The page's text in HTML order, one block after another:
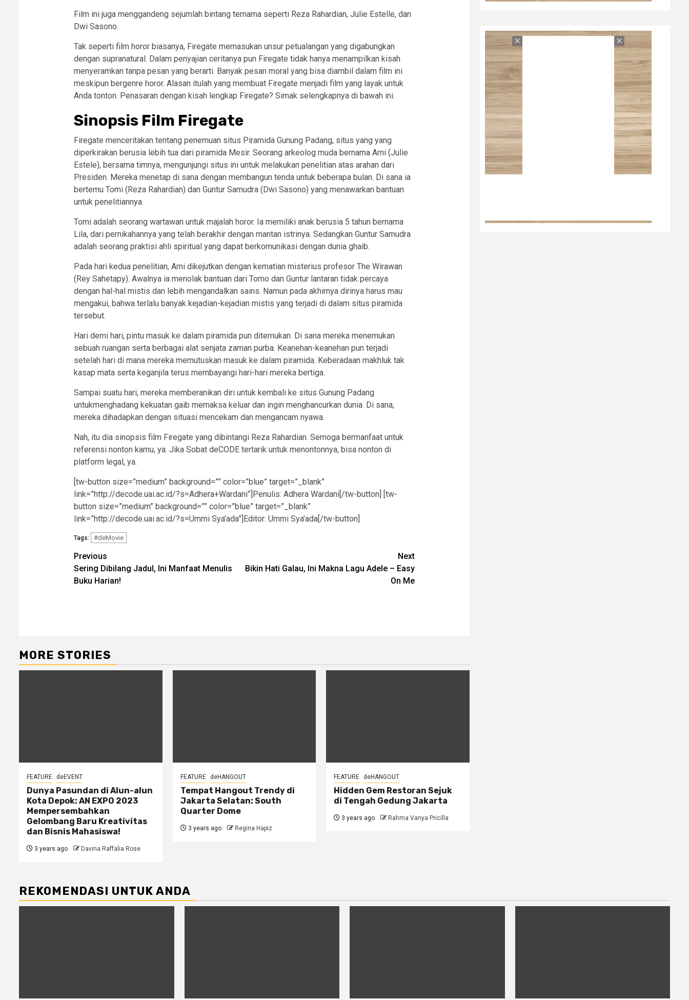
Film ini juga menggandeng sejumlah bintang ternama seperti Reza Rahardian, Julie Estelle, dan
Dwi Sasono.
Tak seperti film horor biasanya, Firegate memasukan unsur petualangan yang digabungkan
dengan supranatural. Dalam penyajian ceritanya pun Firegate tidak hanya menampilkan kisah
menyeramkan tanpa pesan yang berarti. Banyak pesan moral yang bisa diambil dalam film ini
meskipun bergenre horor. Alasan itulah yang membuat Firegate menjadi film yang layak untuk
Anda tonton. Penasaran dengan kisah lengkap Firegate? Simak selengkapnya di bawah ini.
Sinopsis Film Firegate
Firegate menceritakan tentang penemuan situs Piramida Gunung Padang, situs yang yang
diperkirakan berusia lebih tua dari piramida Mesir. Seorang arkeolog muda bernama Arni (Julie
Estele), bersama timnya, mengunjungi situs ini untuk melakukan penelitian atas arahan dari
Presiden. Mereka menetap di sana dengan membangun tenda untuk beberapa bulan. Di sana ia
bertemu Tomi (Reza Rahardian) dan Guntur Samudra (Dwi Sasono) yang menawarkan bantuan
untuk penelitiannya.
Tomi adalah seorang wartawan untuk majalah horor. Ia memiliki anak berusia 5 tahun bernama
Lila, dari pernikahannya yang telah berakhir dengan mantan istrinya. Sedangkan Guntur Samudra
adalah seorang praktisi ahli spiritual yang dapat berkomunikasi dengan dunia ghaib.
Pada hari kedua penelitian, Arni dikejutkan dengan kematian misterius profesor The Wirawan
(Rey Sahetapy). Awalnya ia menolak bantuan dari Tomo dan Guntur lantaran tidak percaya
dengan hal-hal mistis dan lebih mengandalkan sains. Namun pada akhirnya dirinya harus mau
mengakui, bahwa terlalu banyak kejadian-kejadian mistis yang terjadi di dalam situs piramida
tersebut.
Hari demi hari, pintu masuk ke dalam piramida pun ditemukan. Di sana mereka menemukan
sebuah ruangan serta berbagai alat senjata zaman purba. Keanehan-keanehan pun terjadi
setelah hari di mana mereka memutuskan masuk ke dalam piramida. Keberadaan makhluk tak
kasap mata serta keganjila terus membayangi hari-hari mereka bertiga.
Sampai suatu hari, mereka memberanikan diri untuk kembali ke situs Gunung Padang
untukmenghadang kekuatan gaib memaksa keluar dan ingin menghancurkan dunia. Di sana,
mereka dihadapkan dengan situasi mencekam dan mengancam nyawa.
Nah, itu dia sinopsis film Firegate yang dibintangi Reza Rahardian. Semoga bermanfaat untuk
referensi nonton kamu, ya. Jika Sobat deCODE tertarik untuk menontonnya, bisa nonton di
platform legal, ya.
[tw-button size=”medium” background=”” color=”blue” target=”_blank”
link=”http://decode.uai.ac.id/?s=Adhera+Wardani”]Penulis: Adhera Wardani[/tw-button] [tw-
button size=”medium” background=”” color=”blue” target=”_blank”
link=”http://decode.uai.ac.id/?s=Ummi Sya’ada”]Editor: Ummi Sya’ada[/tw-button]
Tags: #deMovie
Post
navigation
Previous
Sering Dibilang Jadul, Ini Manfaat Menulis
Buku Harian!
Next
Bikin Hati Galau, Ini Makna Lagu Adele – Easy
On Me
MORE STORIES
FEATURE deEVENT
Dunya Pasundan di Alun-alun
Kota Depok: AN EXPO 2023
Mempersembahkan
Gelombang Baru Kreativitas
dan Bisnis Mahasiswa!
3 years ago Davina Raffalia Rose
FEATURE deHANGOUT
Tempat Hangout Trendy di
Jakarta Selatan: South
Quarter Dome
3 years ago Regina Hapiz
FEATURE deHANGOUT
Hidden Gem Restoran Sejuk
di Tengah Gedung Jakarta
3 years ago Rahma Vanya Pricilla
REKOMENDASI UNTUK ANDA